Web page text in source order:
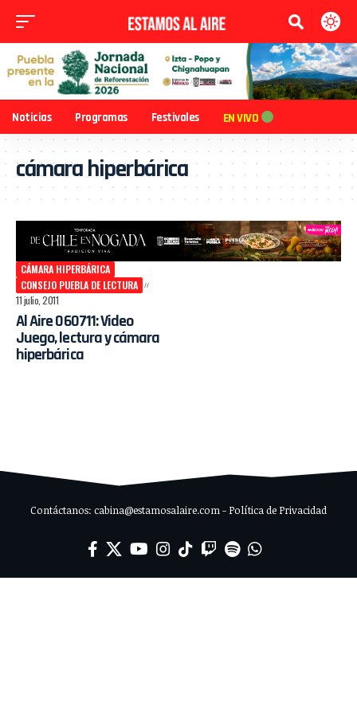
Noticias Programas Festivales EN VIVO
cámara hiperbárica
CÁMARA HIPERBÁRICA
CONSEJO PUEBLA DE LECTURA
11 julio, 2011
Al Aire 060711: Video
Juego, lectura y cámara
hiperbárica
Contáctanos: cabina@estamosalaire.com - Política de Privacidad